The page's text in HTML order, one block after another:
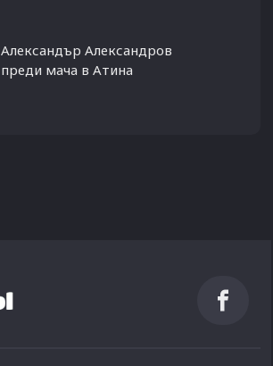
Александър Александров
преди мача в Атина